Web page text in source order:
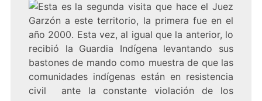
Esta es la segunda visita que hace el Juez
Garzón a este territorio, la primera fue en el
año 2000. Esta vez, al igual que la anterior, lo
recibió la Guardia Indígena levantando sus
bastones de mando como muestra de que las
comunidades indígenas están en resistencia
civil ante la constante violación de los